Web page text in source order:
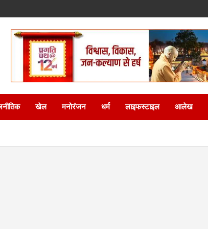
खेल मनोरंजन धर्म लाइफस्टाइल आलेख